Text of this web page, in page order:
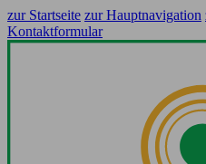
zur Startseite zur Hauptnavigation
Kontaktformular